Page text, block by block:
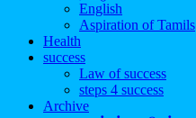
English
Aspiration of Tamils
Health
success
Law of success
steps 4 success
Archive